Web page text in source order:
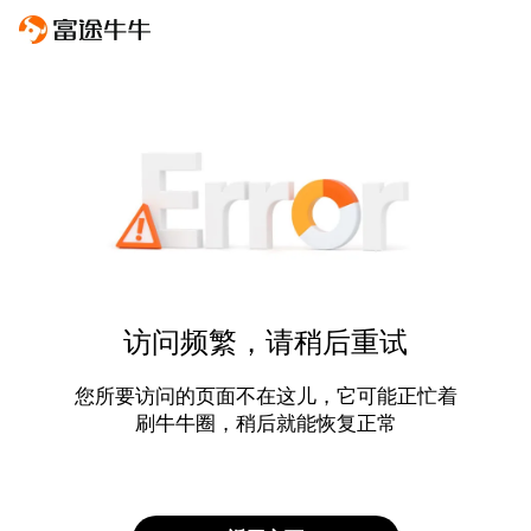
访问频繁，请稍后重试
您所要访问的页面不在这儿，它可能正忙着
刷牛牛圈，稍后就能恢复正常